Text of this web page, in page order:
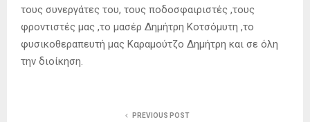
τους συνεργάτες του, τους ποδοσφαιριστές ,τους
φροντιστές μας ,το μασέρ Δημήτρη Κοτσόμυτη ,το
φυσικοθεραπευτή μας Καραμούτζο Δημήτρη και σε όλη
την διοίκηση.
PREVIOUS POST